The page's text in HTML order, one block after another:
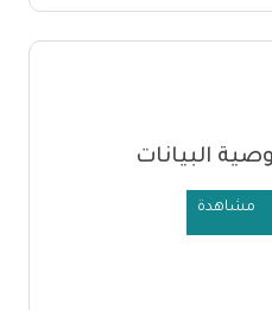
البيانات
مشاهدة